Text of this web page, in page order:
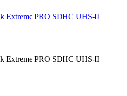
Extreme PRO SDHC UHS-II
Extreme PRO SDHC UHS-II